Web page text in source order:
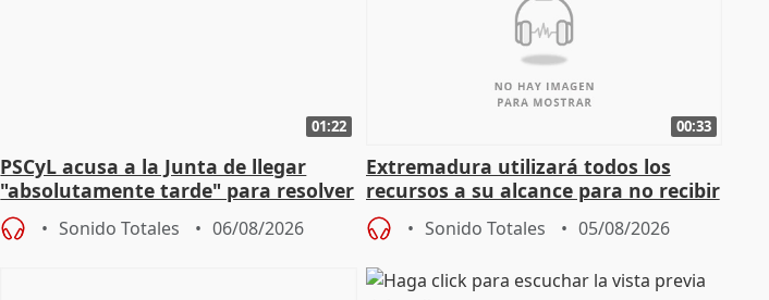
01:22
PSCyL acusa a la Junta de llegar
"absolutamente tarde" para resolver
problemas como Newcastle
Sonido Totales 06/08/2026
00:33
Extremadura utilizará todos los
recursos a su alcance para no recibir
más menores migrantes
Sonido Totales 05/08/2026